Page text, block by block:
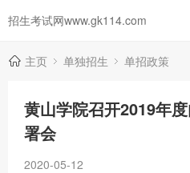
招生考试网www.gk114.com
主页 单独招生 单招政策
黄山学院召开2019年
署会
2020-05-12